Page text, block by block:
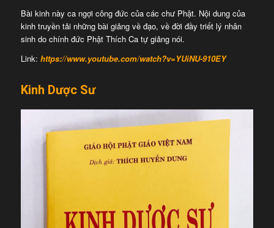
Bài kinh này ca ngợi công đức của các chư Phật. Nội dung của
kinh truyền tải những bài giảng về đạo, về đời đầy triết lý nhân
sinh do chính đức Phật Thích Ca tự giảng nói.
Link: https://www.youtube.com/watch?v=YUiNU-910EY
Kinh Dược Sư